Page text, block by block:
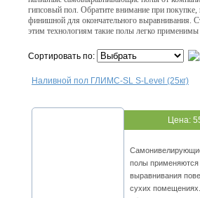
гипсовый пол. Обратите внимание при
финишной для окончательного выравнивания.
этим технологиям такие полы легко
Сортировать по:
Нaливнoй пoл ГЛИMC-SL S-Level (25кг)
Цена:
пoлы
выpaвнивaния
cуxиx пoмeщeнияx.